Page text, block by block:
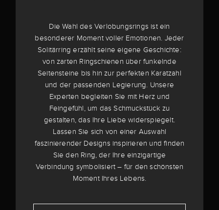
Die Wahl des Verlobungsrings ist ein
besonderer Moment voller Emotionen. Jeder
Solitärring erzählt seine eigene Geschichte:
von zarten Ringschienen über funkelnde
Seitensteine bis hin zur perfekten Karatzahl
und der passenden Legierung. Unsere
Experten begleiten Sie mit Herz und
Feingefühl, um das Schmuckstück zu
gestalten, das Ihre Liebe widerspiegelt.
Lassen Sie sich von einer Auswahl
faszinierender Designs inspirieren und finden
Sie den Ring, der Ihre einzigartige
Verbindung symbolisiert – für den schönsten
Moment Ihres Lebens.